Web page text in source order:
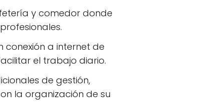
y comedor donde
conexión a internet de
el trabajo diario.
de gestión,
la organización de su